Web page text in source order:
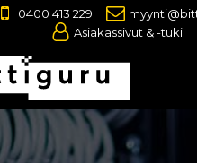
0400 413 229
Asiakassivut & -tuki